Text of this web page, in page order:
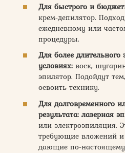
Для быстрого и
крем-депилятор.
ежедневному или
процедуры.
Для более
условиях: воск,
эпилятор. Подойдут
освоить технику.
Для долговременного
результата: лазерная
или электроэпиляция.
требующие вложений и
дающие по-